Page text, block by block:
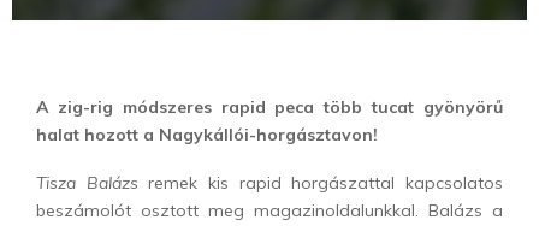
A zig-rig módszeres rapid peca több tucat gyönyörű
halat hozott a Nagykállói-horgásztavon!
Tisza Balázs remek kis rapid horgászattal kapcsolatos
beszámolót osztott meg magazinoldalunkkal. Balázs a